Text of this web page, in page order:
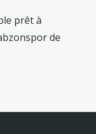
prêt à
de